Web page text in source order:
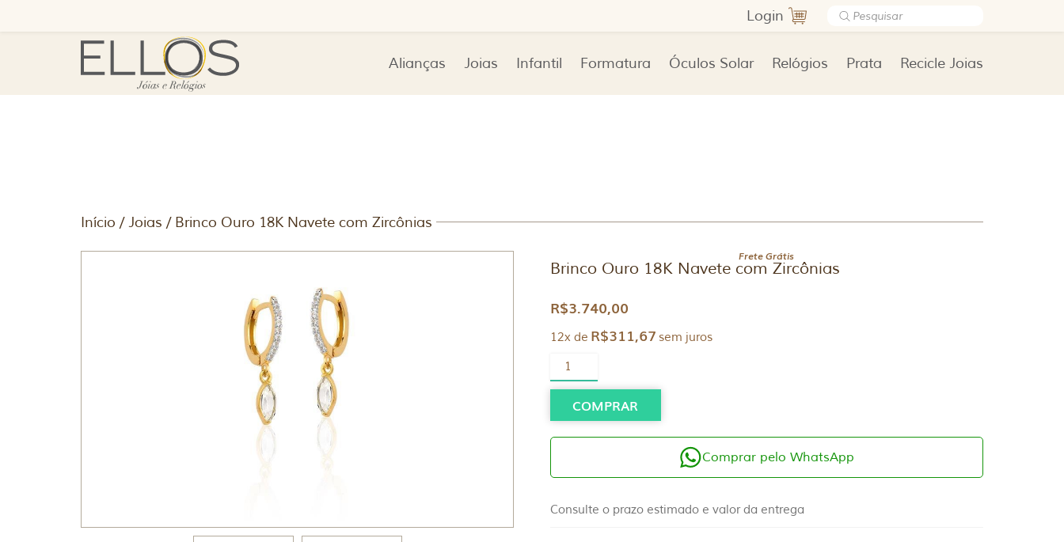
Login
Alianças Joias Infantil Formatura Óculos Solar Relógios Prata Recicle Joias
Início /Joias / Brinco Ouro 18K Navete com Zircônias
Frete Grátis
Brinco Ouro 18K Navete com Zircônias
R$3.740,00
12x de R$311,67 sem juros
Brinco
Ouro
18K
Navete
quantidade
COMPRAR
Comprar pelo WhatsApp
Consulte o prazo estimado e valor da entrega